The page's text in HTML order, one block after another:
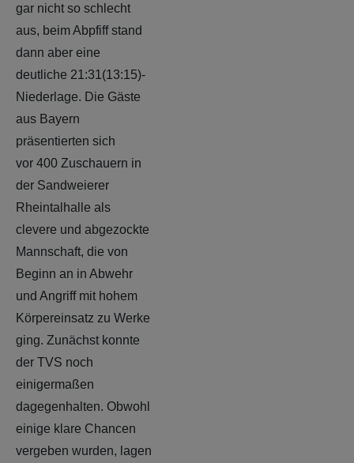
gar nicht so schlecht
aus, beim Abpfiff stand
dann aber eine
deutliche 21:31(13:15)-
Niederlage. Die Gäste
aus Bayern
präsentierten sich
vor 400 Zuschauern in
der Sandweierer
Rheintalhalle als
clevere und abgezockte
Mannschaft, die von
Beginn an in Abwehr
und Angriff mit hohem
Körpereinsatz zu Werke
ging. Zunächst konnte
der TVS noch
einigermaßen
dagegenhalten. Obwohl
einige klare Chancen
vergeben wurden, lagen